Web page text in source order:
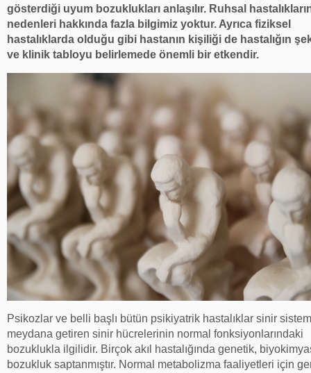
gösterdiği uyum bozuklukları anlaşılır. Ruhsal
nedenleri hakkında fazla bilgimiz yoktur. Ayrıca fiziksel
hastalıklarda olduğu gibi hastanın kişiliği de hastalığın
ve klinik tabloyu belirlemede önemli bir etkendir.
Psikozlar ve belli başlı bütün psikiyatrik hastalıklar sinir
meydana getiren sinir hücrelerinin normal fonksiyonlarındaki
bozuklukla ilgilidir. Birçok akıl hastalığında genetik,
bozukluk saptanmıştır. Normal metabolizma faaliyetleri için